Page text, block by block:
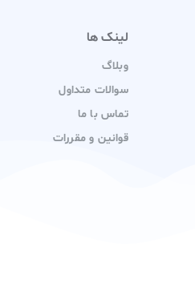
لینک ها
وبلاگ
سوالات متداول
تماس با ما
قوانین و مقررات